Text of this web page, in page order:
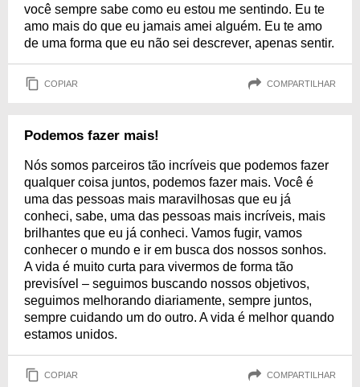
você sempre sabe como eu estou me sentindo. Eu te
amo mais do que eu jamais amei alguém. Eu te amo
de uma forma que eu não sei descrever, apenas sentir.
COPIAR COMPARTILHAR
Podemos fazer mais!
Nós somos parceiros tão incríveis que podemos fazer
qualquer coisa juntos, podemos fazer mais. Você é
uma das pessoas mais maravilhosas que eu já
conheci, sabe, uma das pessoas mais incríveis, mais
brilhantes que eu já conheci. Vamos fugir, vamos
conhecer o mundo e ir em busca dos nossos sonhos.
A vida é muito curta para vivermos de forma tão
previsível – seguimos buscando nossos objetivos,
seguimos melhorando diariamente, sempre juntos,
sempre cuidando um do outro. A vida é melhor quando
estamos unidos.
COPIAR COMPARTILHAR